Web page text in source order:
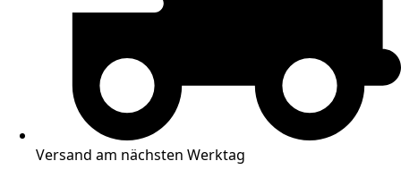
Versand am nächsten Werktag